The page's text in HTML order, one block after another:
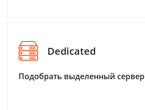
Dedicated
Подобрать выделенный сервер